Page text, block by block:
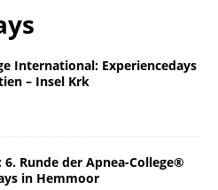
International: Experiencedays
– Insel Krk
6. Runde der Apnea-College®
in Hemmoor